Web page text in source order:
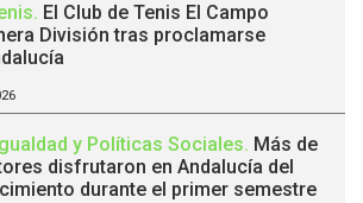
. El Club de Tenis El Campo
División tras proclamarse
Igualdad y Políticas Sociales. Más de
disfrutaron en Andalucía del
durante el primer semestre